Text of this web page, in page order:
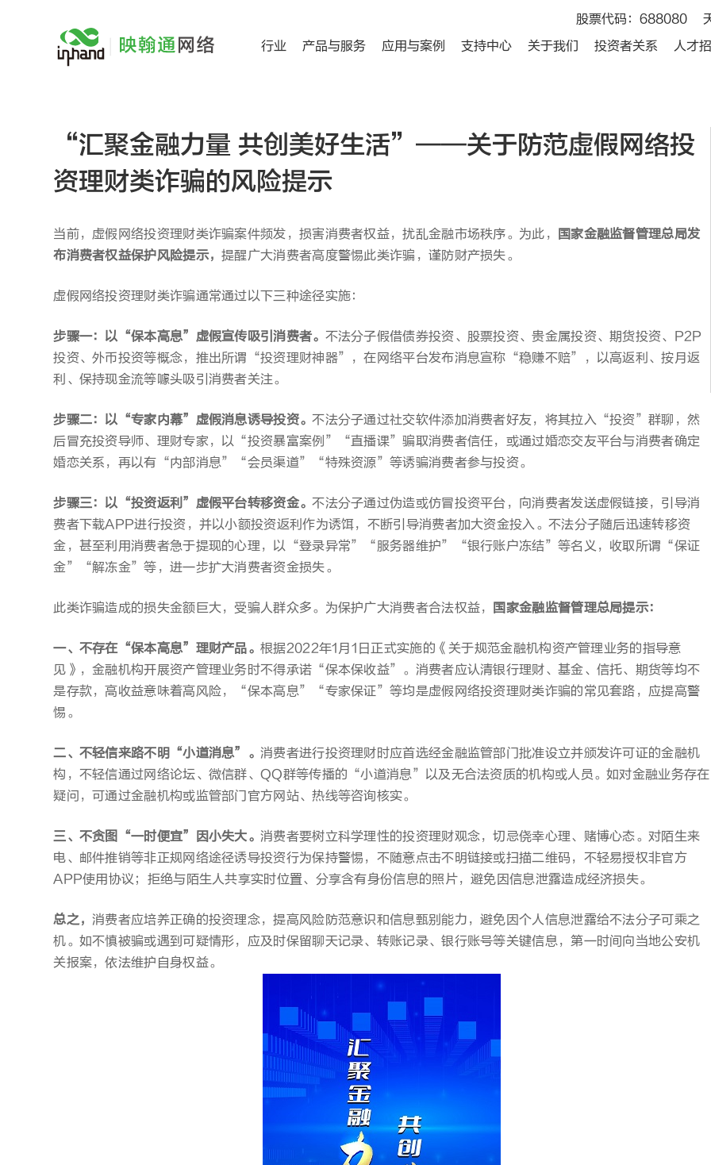
股票代码：688080
行业
产品与服务 应用与案例 支持中心 关于我们 投资者关系 人才
“汇聚金融力量 共创美好生活”——关于防范虚假网络投
资理财类诈骗的风险提示
当前，虚假网络投资理财类诈骗案件频发，损害消费者权益，扰乱金融市场秩序。为此，
国家金融监督管理总局发
布消费者权益保护风险提示，提醒广大消费者高度警惕此类诈骗，谨防财产损失。
虚假网络投资理财类诈骗通常通过以下三种途径实施：
步骤一：以“保本高息”虚假宣传吸引消费者。 不法分子假借债券投资、股票投资、贵金属投资、期货投资、P2P
投资、外币投资等概念，推出所谓“投资理财神器”，在网络平台发布消息宣称“稳赚不赔”，以高返利、按月返
利、保持现金流等噱头吸引消费者关注。
步骤二：以“专家内幕”虚假消息诱导投资。不法分子通过社交软件添加消费者好友，将其拉入“投资”群聊，然
后冒充投资导师、理财专家，以“投资暴富案例”“直播课”骗取消费者信任，或通过婚恋交友平台与消费者确定
婚恋关系，再以有“内部消息”“会员渠道”“特殊资源”等诱骗消费者参与投资。
步骤三：以“投资返利”虚假平台转移资金。不法分子通过伪造或仿冒投资平台，向消费者发送虚假链接，引导消
费者下载APP进行投资，并以小额投资返利作为诱饵，不断引导消费者加大资金投入。不法分子随后迅速转移资
金，甚至利用消费者急于提现的心理，以“登录异常”“服务器维护”“银行账户冻结”等名义，收取所谓“保证
金”“解冻金”等，进一步扩大消费者资金损失。
此类诈骗造成的损失金额巨大，受骗人群众多。为保护广大消费者合法权益， 国家金融监督管理总局提示：
一、不存在“保本高息”理财产品。根据2022年1月1日正式实施的《关于规范金融机构资产管理业务的指导意
见》，金融机构开展资产管理业务时不得承诺“保本保收益”。消费者应认清银行理财、基金、信托、期货等均不
是存款，高收益意味着高风险，“保本高息”“专家保证”等均是虚假网络投资理财类诈骗的常见套路，应提高警
惕。
二、不轻信来路不明“小道消息”。消费者进行投资理财时应首选经金融监管部门批准设立并颁发许可证的金融机
构，不轻信通过网络论坛、微信群、QQ群等传播的“小道消息”以及无合法资质的机构或人员。如对金融业务存在
疑问，可通过金融机构或监管部门官方网站、热线等咨询核实。
三、不贪图“一时便宜”因小失大。消费者要树立科学理性的投资理财观念，切忌侥幸心理、赌博心态。对陌生来
电、邮件推销等非正规网络途径诱导投资行为保持警惕，不随意点击不明链接或扫描二维码，不轻易授权非官方
APP使用协议；拒绝与陌生人共享实时位置、分享含有身份信息的照片，避免因信息泄露造成经济损失。
总之，消费者应培养正确的投资理念，提高风险防范意识和信息甄别能力，避免因个人信息泄露给不法分子可乘之
机。如不慎被骗或遇到可疑情形，应及时保留聊天记录、转账记录、银行账号等关键信息，第一时间向当地公安机
关报案，依法维护自身权益。